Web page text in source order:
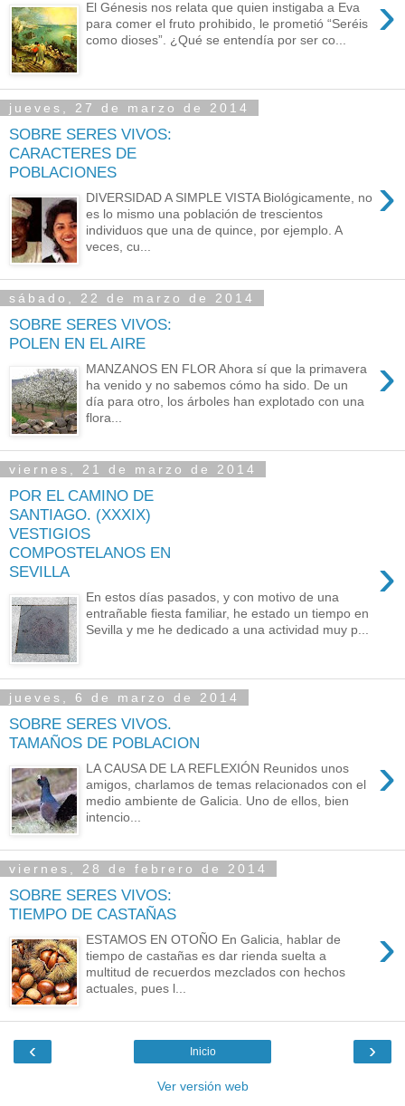
›
El Génesis nos relata que quien instigaba a Eva
para comer el fruto prohibido, le prometió “Seréis
como dioses”. ¿Qué se entendía por ser co...
jueves, 27 de marzo de 2014
SOBRE SERES VIVOS:
CARACTERES DE
POBLACIONES
›
DIVERSIDAD A SIMPLE VISTA Biológicamente, no
es lo mismo una población de trescientos
individuos que una de quince, por ejemplo. A
veces, cu...
sábado, 22 de marzo de 2014
SOBRE SERES VIVOS:
POLEN EN EL AIRE
›
MANZANOS EN FLOR Ahora sí que la primavera
ha venido y no sabemos cómo ha sido. De un
día para otro, los árboles han explotado con una
flora...
viernes, 21 de marzo de 2014
POR EL CAMINO DE
SANTIAGO. (XXXIX)
VESTIGIOS
COMPOSTELANOS EN
SEVILLA
›
En estos días pasados, y con motivo de una
entrañable fiesta familiar, he estado un tiempo en
Sevilla y me he dedicado a una actividad muy p...
jueves, 6 de marzo de 2014
SOBRE SERES VIVOS.
TAMAÑOS DE POBLACION
›
LA CAUSA DE LA REFLEXIÓN Reunidos unos
amigos, charlamos de temas relacionados con el
medio ambiente de Galicia. Uno de ellos, bien
intencio...
viernes, 28 de febrero de 2014
SOBRE SERES VIVOS:
TIEMPO DE CASTAÑAS
›
ESTAMOS EN OTOÑO En Galicia, hablar de
tiempo de castañas es dar rienda suelta a
multitud de recuerdos mezclados con hechos
actuales, pues l...
‹ ›
Inicio
Ver versión web